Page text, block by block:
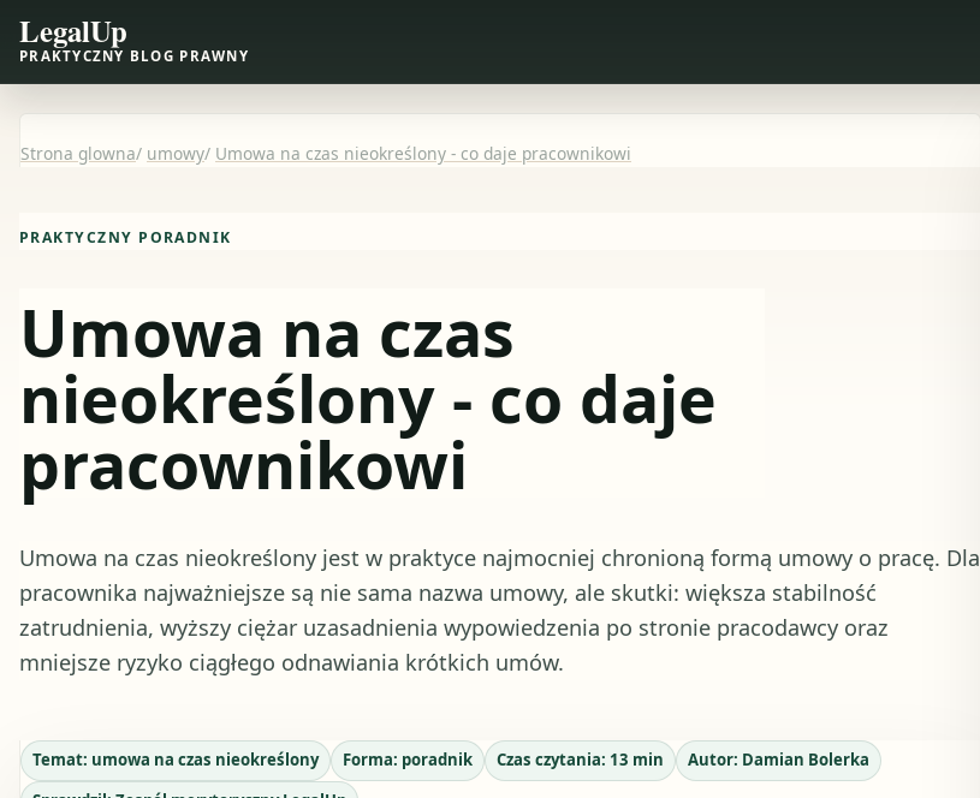
LegalUp
PRAKTYCZNY BLOG PRAWNY
Strona glowna/ umowy/ Umowa na czas nieokreślony - co daje pracownikowi
PRAKTYCZNY PORADNIK
Umowa na czas
nieokreślony - co daje
pracownikowi
Umowa na czas nieokreślony jest w praktyce najmocniej chronioną formą umowy o pracę. Dla
pracownika najważniejsze są nie sama nazwa umowy, ale skutki: większa stabilność
zatrudnienia, wyższy ciężar uzasadnienia wypowiedzenia po stronie pracodawcy oraz
mniejsze ryzyko ciągłego odnawiania krótkich umów.
Temat: umowa na czas nieokreślony Forma: poradnik Czas czytania: 13 min Autor: Damian Bolerka